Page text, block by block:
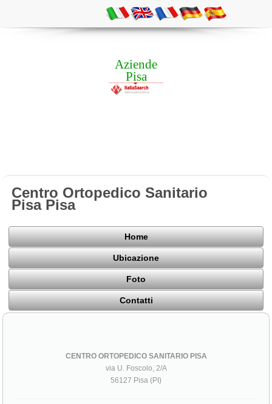
Aziende
Pisa
Centro Ortopedico Sanitario
Pisa Pisa
Home
Ubicazione
Foto
Contatti
CENTRO ORTOPEDICO SANITARIO PISA
via U. Foscolo, 2/A
56127 Pisa (PI)